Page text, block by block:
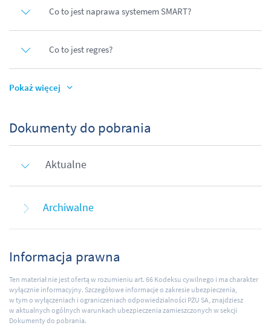
Co to jest naprawa systemem SMART?
Co to jest regres?
Pokaż więcej
Dokumenty do pobrania
Aktualne
Archiwalne
Informacja prawna
Ten materiał nie jest ofertą w rozumieniu art. 66 Kodeksu cywilnego i ma charakter
wyłącznie informacyjny. Szczegółowe informacje o zakresie ubezpieczenia,
w tym o wyłączeniach i ograniczeniach odpowiedzialności PZU SA, znajdziesz
w aktualnych ogólnych warunkach ubezpieczenia zamieszczonych w sekcji
Dokumenty do pobrania.